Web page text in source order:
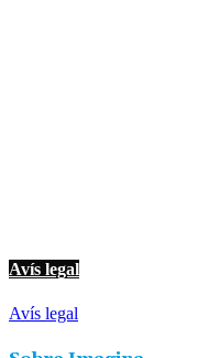
Avís legal
Avís legal